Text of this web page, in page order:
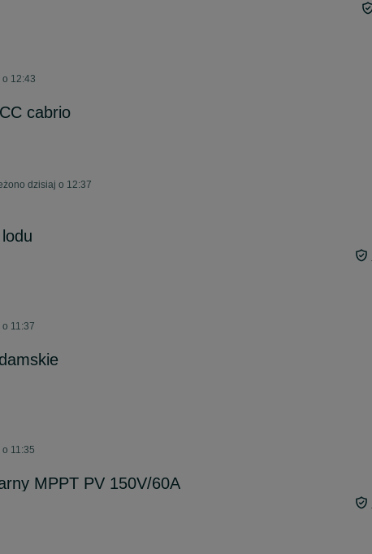
12:43
cabrio
dzisiaj o 12:37
11:37
11:35
MPPT PV 150V/60A